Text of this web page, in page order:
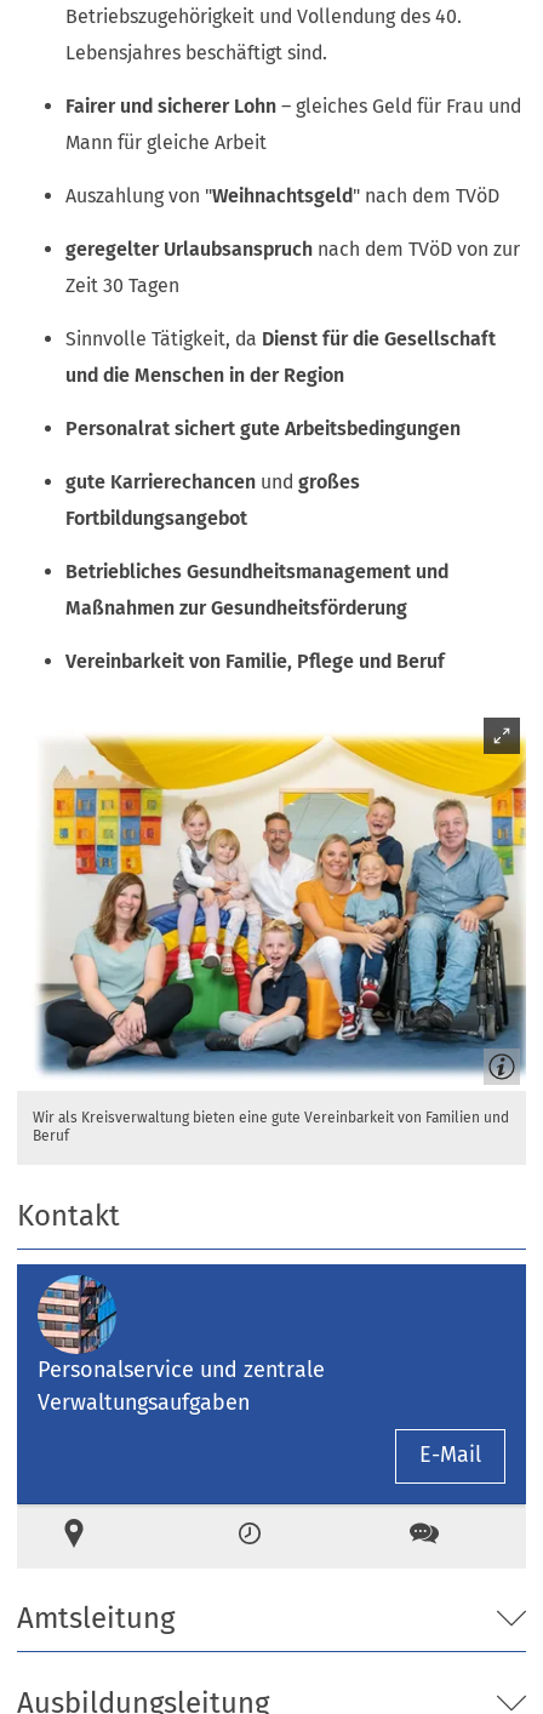
Betriebszugehörigkeit und Vollendung des 40.
Lebensjahres beschäftigt sind.
Fairer und sicherer Lohn – gleiches Geld für Frau und
Mann für gleiche Arbeit
Auszahlung von "Weihnachtsgeld" nach dem TVöD
geregelter Urlaubsanspruch nach dem TVöD von zur
Zeit 30 Tagen
Sinnvolle Tätigkeit, da Dienst für die Gesellschaft
und die Menschen in der Region
Personalrat sichert gute Arbeitsbedingungen
gute Karrierechancen undgroßes
Fortbildungsangebot
Betriebliches Gesundheitsmanagement und
Maßnahmen zur Gesundheitsförderung
Vereinbarkeit von Familie, Pflege und Beruf
Wir als Kreisverwaltung bieten eine gute Vereinbarkeit von Familien und
Beruf
Kontakt
Personalservice und zentrale
Verwaltungsaufgaben
E-Mail
Zeiten Kontakt
Amtsleitung
Ausbildungsleitung